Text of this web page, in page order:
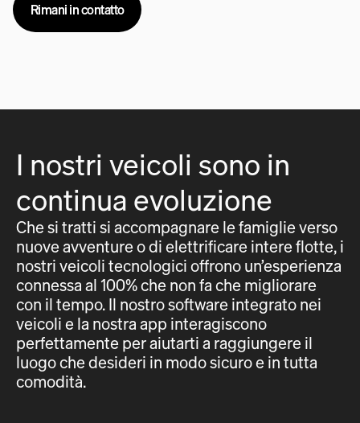
Rimani in contatto
I nostri veicoli sono in
continua evoluzione
Che si tratti si accompagnare le famiglie verso
nuove avventure o di elettrificare intere flotte, i
nostri veicoli tecnologici offrono un’esperienza
connessa al 100% che non fa che migliorare
con il tempo. Il nostro software integrato nei
veicoli e la nostra app interagiscono
perfettamente per aiutarti a raggiungere il
luogo che desideri in modo sicuro e in tutta
comodità.